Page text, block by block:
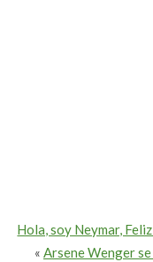
Hola, soy Neymar,
« Arsene Wenger